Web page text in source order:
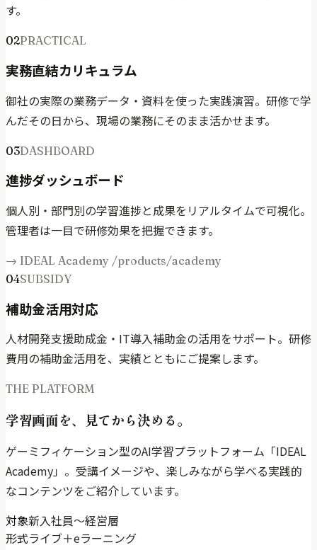
す。
02PRACTICAL
実務直結カリキュラム
御社の実際の業務データ・資料を使った実践演習。研修で学
んだその日から、現場の業務にそのまま活かせます。
03DASHBOARD
進捗ダッシュボード
個人別・部門別の学習進捗と成果をリアルタイムで可視化。
管理者は一目で研修効果を把握できます。
→ IDEAL Academy /products/academy
04SUBSIDY
補助金活用対応
人材開発支援助成金・IT導入補助金の活用をサポート。研修
費用の補助金活用を、実績とともにご提案します。
THE PLATFORM
学習画面を、見てから決める。
ゲーミフィケーション型のAI学習プラットフォーム「IDEAL
Academy」。受講イメージや、楽しみながら学べる実践的
なコンテンツをご紹介しています。
対象新入社員〜経営層
形式ライブ＋eラーニング